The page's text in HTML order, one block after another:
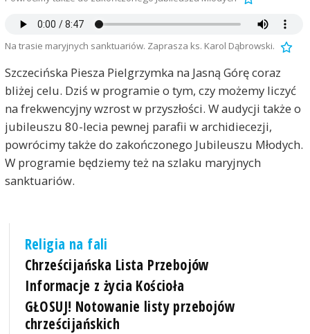
Na trasie maryjnych sanktuariów. Zaprasza ks. Karol Dąbrowski.
Szczecińska Piesza Pielgrzymka na Jasną Górę coraz
bliżej celu. Dziś w programie o tym, czy możemy liczyć
na frekwencyjny wzrost w przyszłości. W audycji także o
jubileuszu 80-lecia pewnej parafii w archidiecezji,
powrócimy także do zakończonego Jubileuszu Młodych.
W programie będziemy też na szlaku maryjnych
sanktuariów.
Religia na fali
Chrześcijańska Lista Przebojów
Informacje z życia Kościoła
GŁOSUJ! Notowanie listy przebojów
chrześcijańskich